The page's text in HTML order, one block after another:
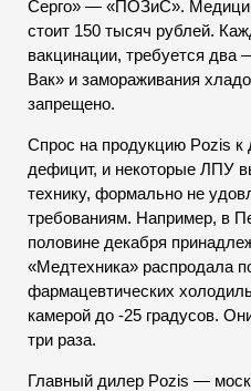
Серго» — «ПОЗиС».
стоит 150 тысяч рублей.
вакцинации, требуется
Вак» и замораживания
запрещено.
Спрос на продукцию Pozis
дефицит, и некоторые ЛПУ
технику, формально не
требованиям. Например, в
половине декабря
«Медтехника» распродала
фармацевтических
камерой до -25 градусов.
три раза.
Главный дилер Pozis —